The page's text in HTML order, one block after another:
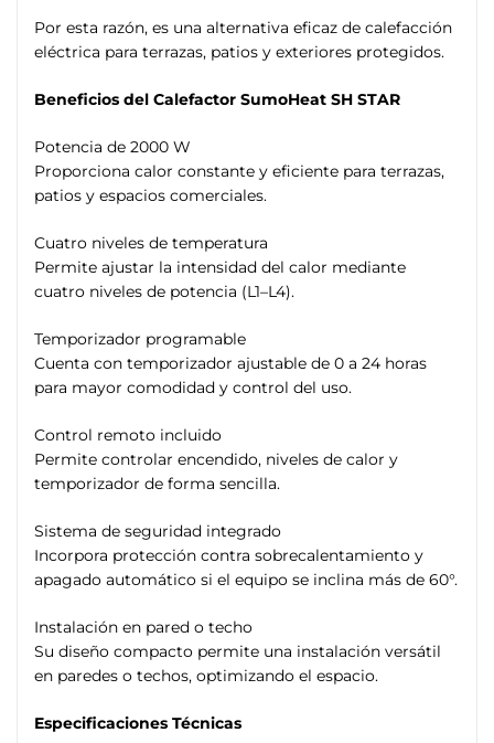
Por esta razón, es una alternativa eficaz de calefacción
eléctrica para terrazas, patios y exteriores protegidos.
Beneficios del Calefactor SumoHeat SH STAR
Potencia de 2000 W
Proporciona calor constante y eficiente para terrazas,
patios y espacios comerciales.
Cuatro niveles de temperatura
Permite ajustar la intensidad del calor mediante
cuatro niveles de potencia (L1–L4).
Temporizador programable
Cuenta con temporizador ajustable de 0 a 24 horas
para mayor comodidad y control del uso.
Control remoto incluido
Permite controlar encendido, niveles de calor y
temporizador de forma sencilla.
Sistema de seguridad integrado
Incorpora protección contra sobrecalentamiento y
apagado automático si el equipo se inclina más de 60°.
Instalación en pared o techo
Su diseño compacto permite una instalación versátil
en paredes o techos, optimizando el espacio.
Especificaciones Técnicas